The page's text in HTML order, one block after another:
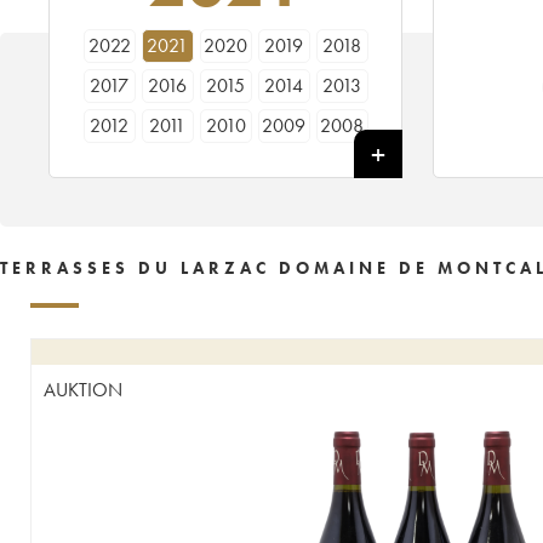
2022 2021 2020 2019
2018
2017
2016 2015 2014
2013
2012
2011 2010 2009
2008
TERRASSES DU LARZAC DOMAINE DE
AUKTION